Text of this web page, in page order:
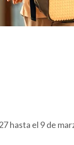
hasta el 9 de